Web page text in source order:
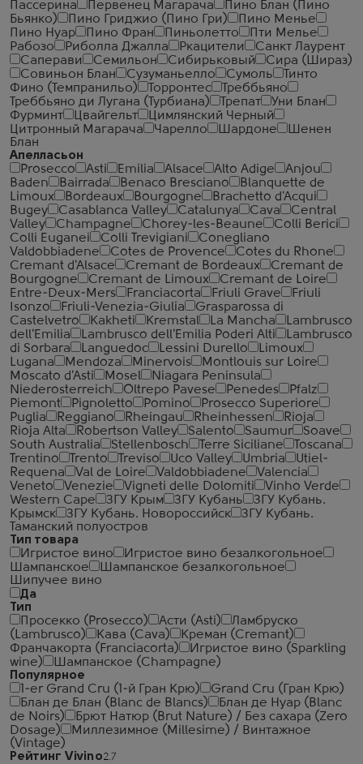
Пассерина
Первенец Магарача
Пино Блан (Пино
Бьянко)
Пино Гриджио (Пино Гри)
Пино Менье
Пино Нуар
Пино Фран Пиньолетто
Пти Мелье
Рабозо
Риболла Джалла Ркацители
Санкт Лаурент
Саперави
Семильон Сибирьковый
Сира (Шираз)
Совиньон Блан
Сузуманьелло Сумоль
Тинто
Фино (Темпранильо)
Торронтес
Треббьяно
Треббьяно ди Лугана (Турбиана)
Трепат
Уни Блан
Фурминт
Цвайгельт
Цимлянский Черный
Цитронный Магарача
Чарелло Шардоне
Шенен
Блан
Апелласьон
Prosecco
Asti Emilia Alsace Alto Adige
Anjou
Baden
Bairrada Benaco Bresciano
Blanquette de
Limoux
Bordeaux Bourgogne
Brachetto d'Acqui
Bugey
Casablanca Valley Catalunya Cava
Central
Valley
Champagne Chorey-les-Beaune
Colli Berici
Colli Euganei
Colli Trevigiani
Conegliano
Valdobbiadene
Cotes de Provence
Cotes du Rhone
Cremant d'Alsace
Cremant de Bordeaux
Cremant de
Bourgogne
Cremant de Limoux
Cremant de Loire
Entre-Deux-Mers
Franciacorta Friuli Grave
Friuli
Isonzo
Friuli-Venezia-Giulia
Grasparossa di
Castelvetro
Kakheti Kremstal La Mancha
Lambrusco
dell'Emilia
Lambrusco dell'Emilia Poderi Alti
Lambrusco
di Sorbara
Languedoc Lessini Durello
Limoux
Lugana
Mendoza Minervois
Montlouis sur Loire
Moscato d'Asti
Mosel
Niagara Peninsula
Niederosterreich
Oltrepo Pavese Penedes
Pfalz
Piemont
Pignoletto Pomino
Prosecco Superiore
Puglia
Reggiano Rheingau Rheinhessen
Rioja
Rioja Alta
Robertson Valley Salento Saumur
Soave
South Australia
Stellenbosch Terre Siciliane
Toscana
Trentino
Trento Treviso Uco Valley Umbria
Utiel-
Requena
Val de Loire Valdobbiadene
Valencia
Veneto
Venezie Vigneti delle Dolomiti
Vinho Verde
Western Cape
ЗГУ Крым ЗГУ Кубань
ЗГУ Кубань.
Крымск
ЗГУ Кубань. Новороссийск
ЗГУ Кубань.
Таманский полуостров
Тип товара
Игристое вино
Игристое вино безалкогольное
Шампанское
Шампанское безалкогольное
Шипучее вино
Да
Тип
Просекко (Prosecco)
Асти (Asti)
Ламбруско
(Lambrusco)
Кава (Cava)
Креман (Cremant)
Франчакорта (Franciacorta)
Игристое вино (Sparkling
wine)
Шампанское (Champagne)
Популярное
1-er Grand Cru (1-й Гран Крю)
Grand Cru (Гран Крю)
Блан де Блан (Blanc de Blancs)
Блан де Нуар (Blanc
de Noirs)
Брют Натюр (Brut Nature) / Без сахара (Zero
Dosage)
Миллезимное (Millesime) / Винтажное
(Vintage)
Рейтинг Vivino